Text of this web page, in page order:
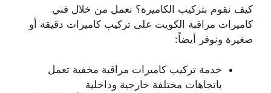
كيف نقوم بتركيب الكاميرة؟ نعمل من خلال فني
كاميرات مراقبة الكويت على تركيب كاميرات دقيقة أو
صغيرة ونوفر أيضاً:
خدمة تركيب كاميرات مراقبة مخفية تعمل
باتجاهات مختلفة خارجية وداخلية